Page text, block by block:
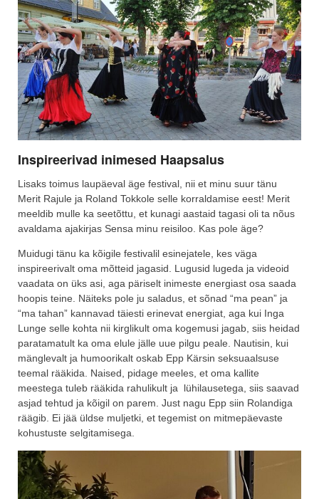
Inspireerivad inimesed Haapsalus
Lisaks toimus laupäeval äge festival, nii et minu suur tänu
Merit Rajule ja Roland Tokkole selle korraldamise eest! Merit
meeldib mulle ka seetõttu, et kunagi aastaid tagasi oli ta nõus
avaldama ajakirjas Sensa minu reisiloo. Kas pole äge?
Muidugi tänu ka kõigile festivalil esinejatele, kes väga
inspireerivalt oma mõtteid jagasid. Lugusid lugeda ja videoid
vaadata on üks asi, aga päriselt inimeste energiast osa saada
hoopis teine. Näiteks pole ju saladus, et sõnad “ma pean” ja
“ma tahan” kannavad täiesti erinevat energiat, aga kui Inga
Lunge selle kohta nii kirglikult oma kogemusi jagab, siis heidad
paratamatult ka oma elule jälle uue pilgu peale. Nautisin, kui
mänglevalt ja humoorikalt oskab Epp Kärsin seksuaalsuse
teemal rääkida. Naised, pidage meeles, et oma kallite
meestega tuleb rääkida rahulikult ja lühilausetega, siis saavad
asjad tehtud ja kõigil on parem. Just nagu Epp siin Rolandiga
räägib. Ei jää üldse muljetki, et tegemist on mitmepäevaste
kohustuste selgitamisega.